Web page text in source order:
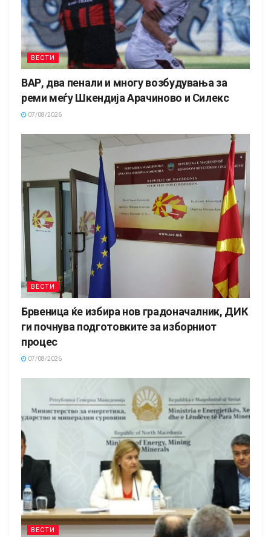
ВЕСТИ
ВАР, два пенали и многу возбудувања за
реми меѓу Шкендија Арачиново и Силекс
07/08/2026
ВЕСТИ
Брвеница ќе избира нов градоначалник, ДИК
ги почнува подготовките за изборниот
процес
07/08/2026
ВЕСТИ